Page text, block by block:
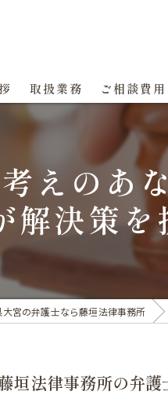
取扱業務 ご相談費用
えのあ
解決策
大宮の弁護士なら藤垣法律事務所
垣法律事務所の弁